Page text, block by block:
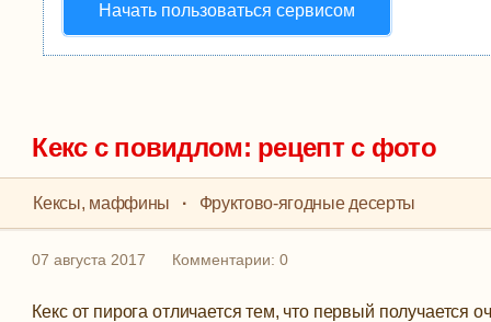
Начать пользоваться сервисом
Кекс с повидлом: рецепт с фото
Кексы, маффины · Фруктово-ягодные десерты
07 августа 2017 Комментарии: 0
Кекс от пирога отличается тем, что первый получается